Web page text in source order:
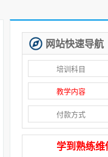
网站快速导航
培训科目
教学内容
付款方式
学到熟练维